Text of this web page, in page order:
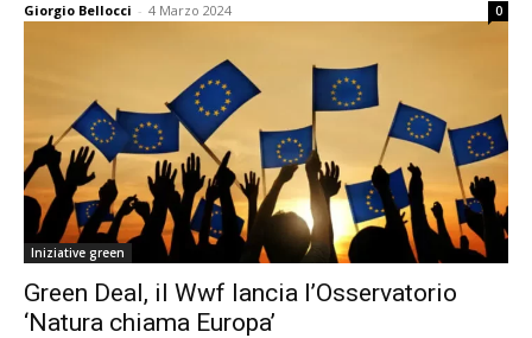
Giorgio Bellocci - 4 Marzo 2024 0
Iniziative green
Green Deal, il Wwf lancia l’Osservatorio
‘Natura chiama Europa’